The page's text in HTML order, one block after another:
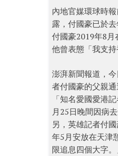
內地官媒環球時
露，付國豪已於去
付國豪2019年8月
他曾表態「我支持
澎湃新聞報道，
者付國豪的父親
「知名愛國愛港
月25日晚間因病
另，英雄記者付
年5月安放在天津
限追息四個大字。